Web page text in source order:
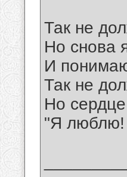
Так не
Но снова
И
Так не
Но сердце
"Я